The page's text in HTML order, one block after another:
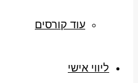
עוד קורסים
ליווי אישי